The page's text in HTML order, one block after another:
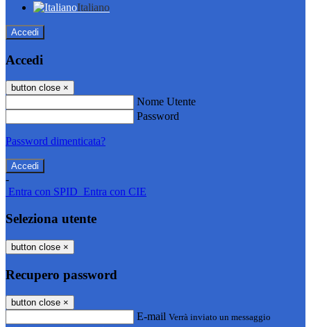
Italiano
Accedi
Accedi
button close ×
Nome Utente
Password
Password dimenticata?
-
Entra con SPID Entra con CIE
Seleziona utente
button close ×
Recupero password
button close ×
E-mail Verrà inviato un messaggio